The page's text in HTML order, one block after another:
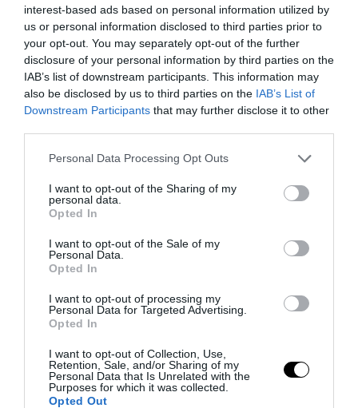
interest-based ads based on personal information utilized by
us or personal information disclosed to third parties prior to
your opt-out. You may separately opt-out of the further
disclosure of your personal information by third parties on the
IAB’s list of downstream participants. This information may
also be disclosed by us to third parties on the IAB’s List of
Downstream Participants that may further disclose it to other
Please note that this website/app uses one or more Google
not limited to your visit or usage behaviour. You may click to
grant or deny consent to Google and its third-party tags to
use your data for below specified purposes in below Google
consent section.
Personal Data Processing Opt Outs
I want to opt-out of the Sharing of my
personal data.
Opted In
I want to opt-out of the Sale of my
Personal Data.
Opted In
I want to opt-out of processing my
Personal Data for Targeted Advertising.
Opted In
I want to opt-out of Collection, Use,
Retention, Sale, and/or Sharing of my
Personal Data that Is Unrelated with the
Purposes for which it was collected.
Opted Out
No Tav, l’eterno riciclaggio della «resistenza»: anatomia
di una violenza sempre giustificata
28 Luglio 2026
No Kings, Palazzo Ducale si dissocia e punta il dito sul
Comune di Genova